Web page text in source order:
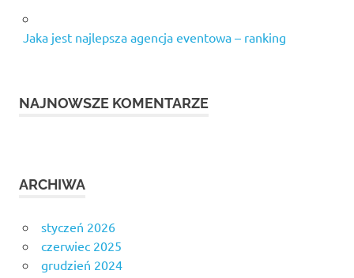
Jaka jest najlepsza agencja eventowa – ranking
NAJNOWSZE KOMENTARZE
ARCHIWA
styczeń 2026
czerwiec 2025
grudzień 2024